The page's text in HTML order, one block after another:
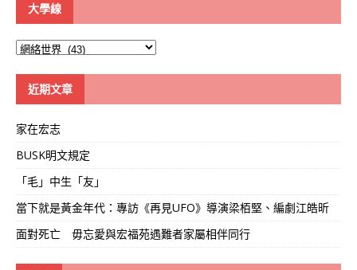
大學線
大
近期文章
家在宏志
BUSK明文規定
「毛」中生「友」
當下就是黃金年代：專訪《再見UFO》導演梁栢堅、編劇江皓昕
面對死亡 毋忘愛與宏福苑遇難者家屬相伴同行